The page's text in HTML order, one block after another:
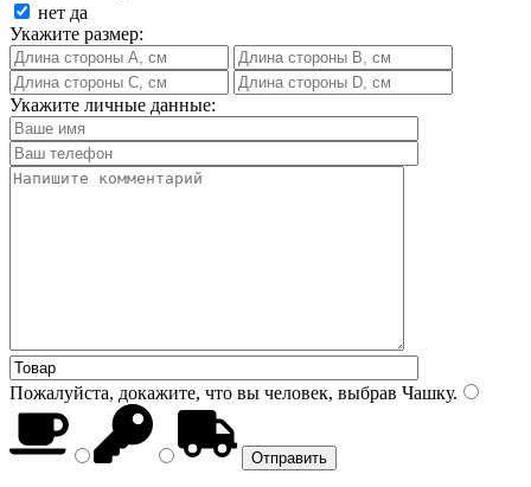
нет да
Укажите размер:
Укажите личные данные:
Пожалуйста, докажите, что вы человек, выбрав Чашку.